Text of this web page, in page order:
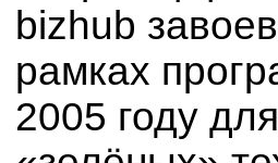
bizhub
рамках
2005 году